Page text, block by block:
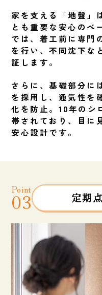
家を支える「地盤」
とも重要な安心のベ
では、着工前に専門
を行い、不同沈下な
証します。
さらに、基礎部分に
を採用し、通気性を
化を防止。10年のシ
帯されており、目に
安心設計です。
Point
03 定期